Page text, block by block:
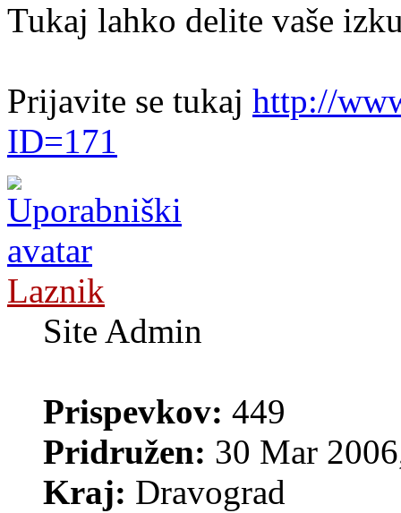
Tukaj lahko delite vaše
Prijavite se tukaj http://
ID=171
Laznik
Site Admin
Prispevkov: 449
Pridružen: 30 Mar
Kraj: Dravograd